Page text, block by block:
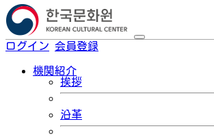
ログイン 会員登録
機関紹介
挨拶
沿革